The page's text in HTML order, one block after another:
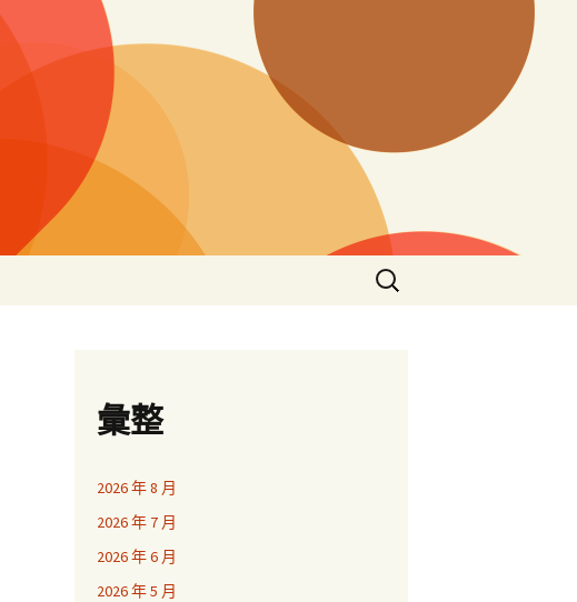
搜
尋
彙整
2026 年 8 月
2026 年 7 月
2026 年 6 月
2026 年 5 月